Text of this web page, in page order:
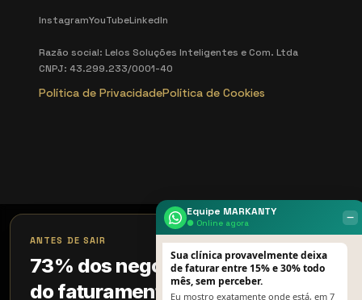
InstagramYouTubeLinkedIn
Razão social: Lelos Soluções Inteligentes e Com. Ltda
CNPJ: 43.299.233/0001-40
Política de PrivacidadePolítica de Cookies
×
ANTES DE SAIR
73% dos negócios perdem 18%
do faturamento sem perceber
Equipe MARKANTY
● Online agora ‒
Sua clínica provavelmente deixa
de faturar entre 15% e 30% todo
mês, sem perceber.
Eu mostro exatamente onde está, em 7